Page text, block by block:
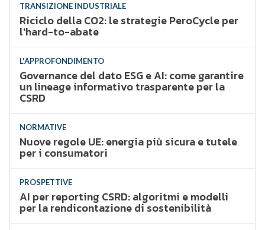
TRANSIZIONE INDUSTRIALE
Riciclo della CO2: le strategie PeroCycle per
l'hard-to-abate
L'APPROFONDIMENTO
Governance del dato ESG e AI: come garantire
un lineage informativo trasparente per la
CSRD
NORMATIVE
Nuove regole UE: energia più sicura e tutele
per i consumatori
PROSPETTIVE
AI per reporting CSRD: algoritmi e modelli
per la rendicontazione di sostenibilità